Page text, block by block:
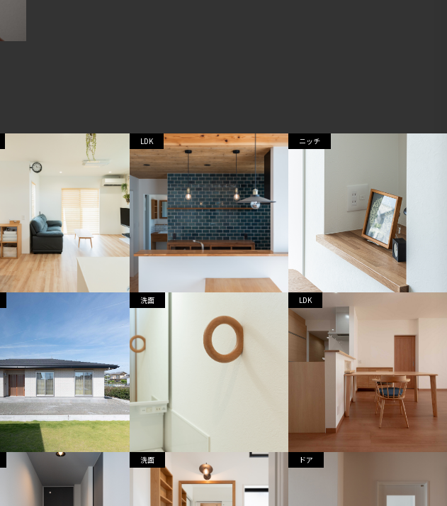
LDK ニッチ
洗面 LDK
洗面 ドア